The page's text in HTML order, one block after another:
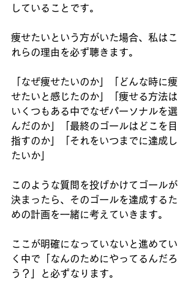
していることです。
痩せたいという方がいた場合、私はこ
れらの理由を必ず聴きます。
「なぜ痩せたいのか」「どんな時に痩
せたいと感じたのか」「痩せる方法は
いくつもある中でなぜパーソナルを選
んだのか」「最終のゴールはどこを目
指すのか」「それをいつまでに達成し
たいか」
このような質問を投げかけてゴールが
決まったら、そのゴールを達成するた
めの計画を一緒に考えていきます。
ここが明確になっていないと進めてい
く中で「なんのためにやってるんだろ
う？」と必ずなります。